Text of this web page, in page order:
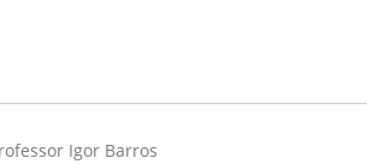
Igor Barros